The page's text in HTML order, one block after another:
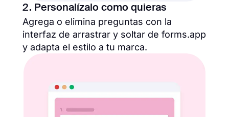
2. Personalízalo como quieras
Agrega o elimina preguntas con la
interfaz de arrastrar y soltar de forms.app
y adapta el estilo a tu marca.